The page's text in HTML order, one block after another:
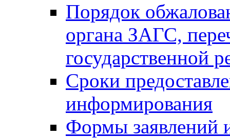
Порядок
органа ЗАГС,
государственной
Сроки
информирования
Формы заявлений